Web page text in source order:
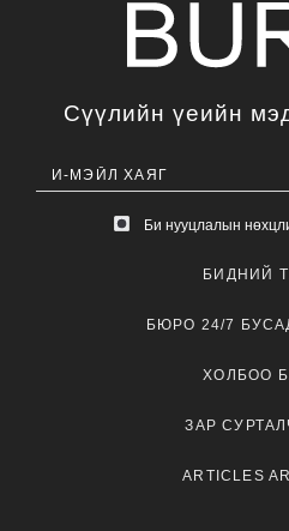
Сүүлийн үеийн
Би нууцлалын
БИДНИЙ
БЮРО 24/7
ХОЛБОО
ЗАР
ARTICLES